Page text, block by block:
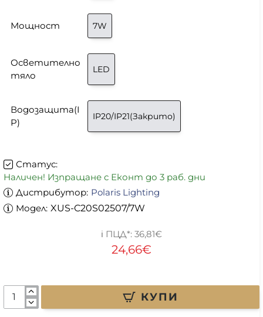
Статус:
Наличен! Изпращане с Еконт до 3 раб. дни
Дистрибутор: Polaris Lighting
Модел: XUS-C20S02507/7W
24,66€
36,81€
Мощност 7W
Осветително
тяло
LED
Водозащита(I
P)
IP20/IP21(Закрито)
КУПИ